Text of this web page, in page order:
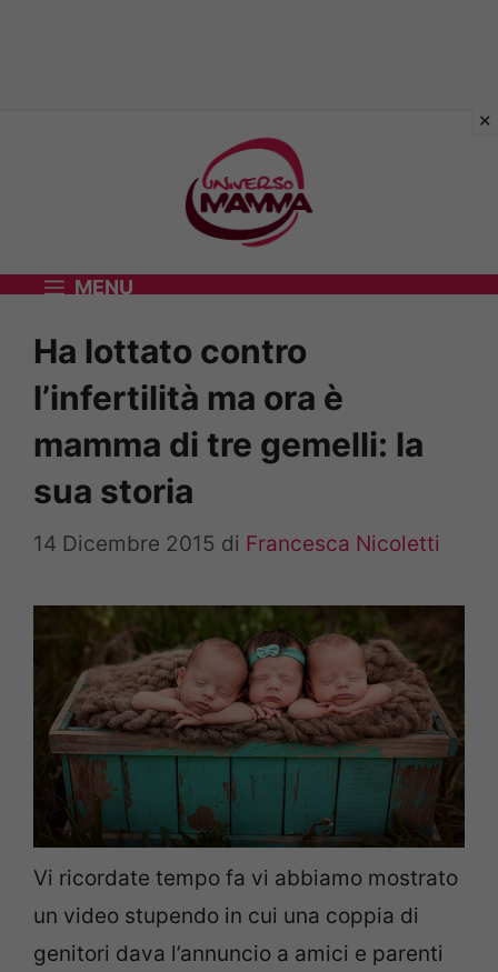
MENU
Ha lottato contro
l’infertilità ma ora è
mamma di tre gemelli: la
sua storia
14 Dicembre 2015 di Francesca Nicoletti
Vi ricordate tempo fa vi abbiamo mostrato
un video stupendo in cui una coppia di
genitori dava l’annuncio a amici e parenti